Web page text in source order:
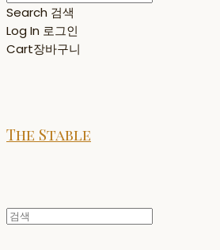
Search 검색
Log In 로그인
Cart장바구니
The Stable